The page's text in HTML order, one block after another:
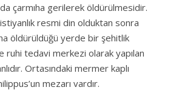
çarmıha gerilerek öldürülmesidir.
resmi din olduktan sonra
öldürüldüğü yerde bir şehitlik
ruhi tedavi merkezi olarak yapılan
Ortasındaki mermer kaplı
mezarı vardır.